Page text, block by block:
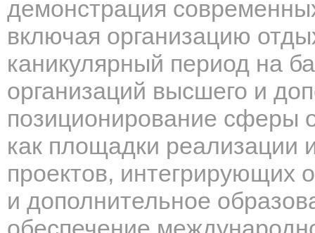
демонстрация
включая организацию
каникулярный период на
организаций высшего и
позиционирование сферы
как площадки реализации
проектов, интегрирующих
и дополнительное